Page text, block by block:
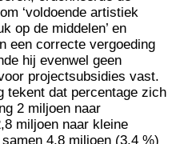
‘voldoende artistiek
op de middelen’ en
een correcte vergoeding
hij evenwel geen
projectsubsidies vast.
tekent dat percentage zich
2 miljoen naar
miljoen naar kleine
4,8 miljoen (3,4 %)